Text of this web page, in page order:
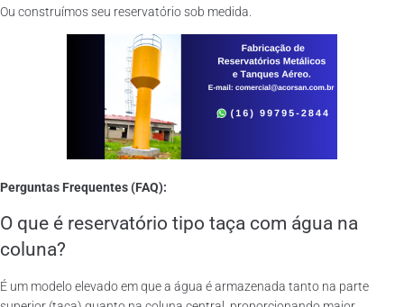
Ou construímos seu reservatório sob medida.
Perguntas Frequentes (FAQ):
O que é reservatório tipo taça com água na
coluna?
É um modelo elevado em que a água é armazenada tanto na parte